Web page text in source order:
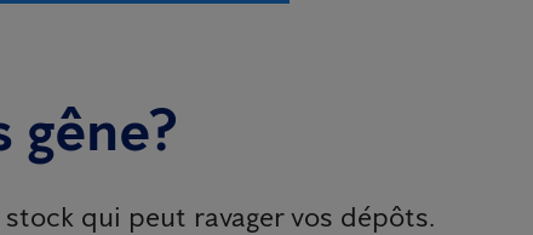
qui peut ravager vos dépôts.